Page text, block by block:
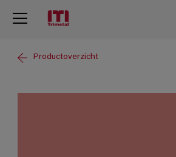
Productoverzicht